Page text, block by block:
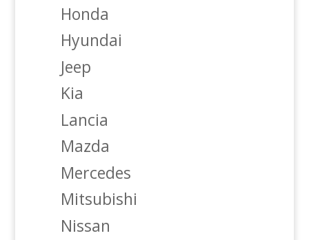
Honda
Hyundai
Jeep
Kia
Lancia
Mazda
Mercedes
Mitsubishi
Nissan